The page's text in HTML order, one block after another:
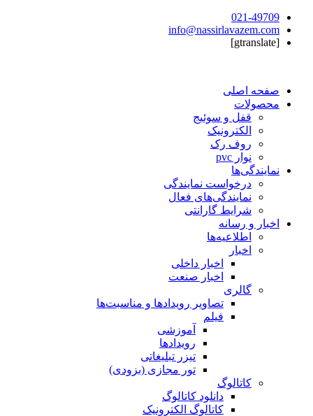
021-49709
info@nassirlavazem.com
[gtranslate]
صفحه اصلی
محصولات
قفل و سوئیج
الکترونیک
روف رک
نوار pvc
نمایندگی‌ها
درخواست نمایندگی
نمایندگی‌های فعال
شرایط گارانتی
اخبار و رسانه
اطلاعیه‌ها
اخبار
اخبار داخلی
اخبار صنعت
گالری
تصاویر رویدادها و مناسبت‌ها
فیلم
آموزشی
رویدادها
تیزر تبلیغاتی
تور مجازی (بزودی)
کاتالوگ
دانلود کاتالوگ
کاتالوگ الکترونیک